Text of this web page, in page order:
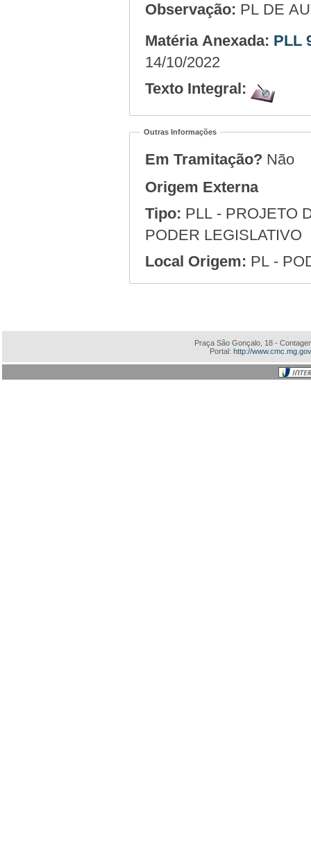
Observação: PL DE
Matéria Anexada: PLL
14/10/2022
Texto Integral:
Outras Informações
Em Tramitação? Não
Origem Externa
Tipo: PLL - PROJETO
PODER LEGISLATIVO
Local Origem: PL -
Praça São Gonçalo, 18 -
Portal: http://